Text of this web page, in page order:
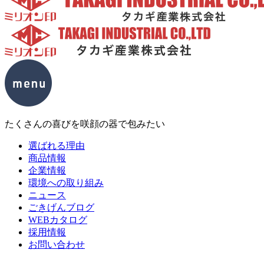
たくさんの喜びを咲顔の器で包みたい
選ばれる理由
商品情報
企業情報
環境への取り組み
ニュース
ごきげんブログ
WEBカタログ
採用情報
お問い合わせ